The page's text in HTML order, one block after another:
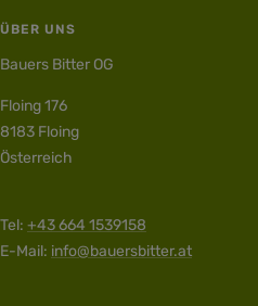
ÜBER UNS
Bauers Bitter OG
Floing 176
8183 Floing
Österreich
Tel: +43 664 1539158
E-Mail: info@bauersbitter.at